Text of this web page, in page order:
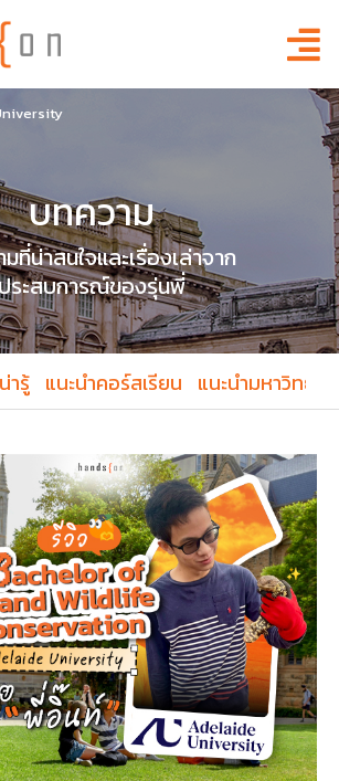
บทความ
ที่น่าสนใจและเรื่องเล่าจาก
ระสบการณ์ของรุ่นพี่
ารู้ แนะนำคอร์สเรียน แนะนำมหาวิทยา